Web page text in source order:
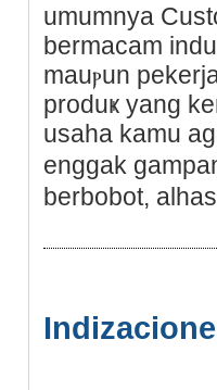
umumnya
bermacam
mauⲣun
produҝ yang
usaha kamu
enggak
berbobot,